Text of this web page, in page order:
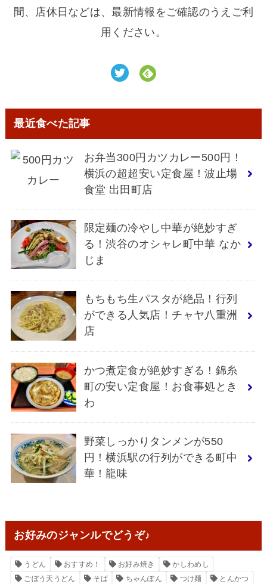
間、店休日などは、最新情報をご確認のうえご利
用ください。
最近食べた記事
お弁当300円カツカレー500円！
横浜の超超安い定食屋！波止場
食堂 出田町店
限定麺の冷やし中華が絶妙すぎ
る！渋谷のオシャレ町中華 なか
じま
もちもち生パスタが絶品！行列
ができる人気店！チャヤ八重洲
店
かつ煮定食が絶妙すぎる！錦糸
町の安い定食屋！お食事処とき
わ
野菜しっかりタンメンが550
円！横浜駅の行列ができる町中
華！龍味
お好みのジャンルでどうぞ♪
うどん おすすめ！ お好み焼き
かしわめし
ごぼう天うどん
そば ちゃんぽん つけ麺
とんかつ